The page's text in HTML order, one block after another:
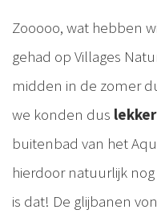
Zooooo, wat hebben
gehad op Villages
midden in de zomer
we konden dus
buitenbad van het
hierdoor natuurlijk
is dat! De glijbanen